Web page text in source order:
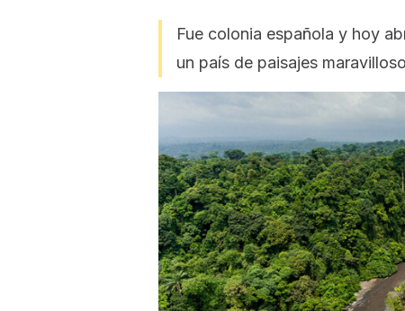
Fue colonia española y hoy
un país de paisajes